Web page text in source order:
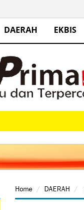
DAERAH EKBIS
Home DAERAH